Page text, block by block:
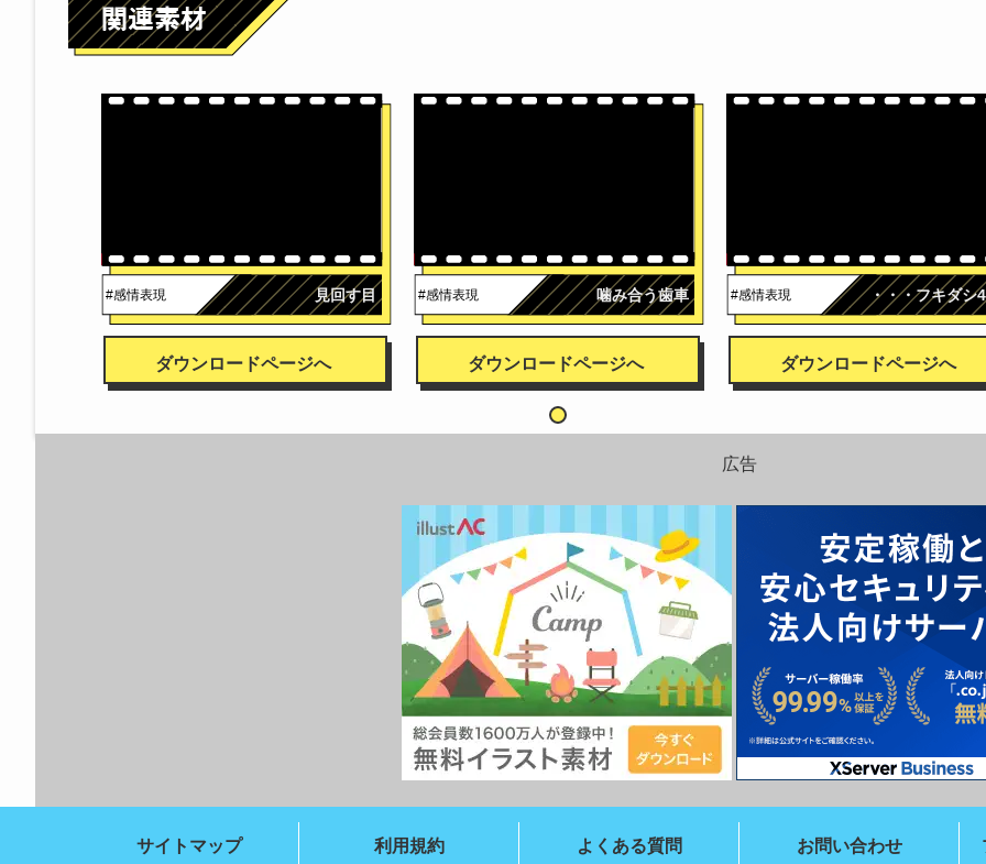
#感情表現 見回す目
ダウンロードページへ
#感情表現 噛み合う歯車
ダウンロードページへ
#感情表現 ・・・フキダシ
ダウンロードページへ
広告
サイトマップ 利用規約 よくある質問 お問い合わせ